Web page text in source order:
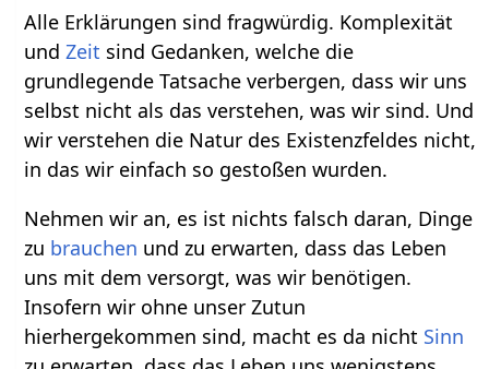
Alle Erklärungen sind fragwürdig. Komplexität
undZeit sind Gedanken, welche die
grundlegende Tatsache verbergen, dass wir uns
selbst nicht als das verstehen, was wir sind. Und
wir verstehen die Natur des Existenzfeldes nicht,
in das wir einfach so gestoßen wurden.
Nehmen wir an, es ist nichts falsch daran, Dinge
zu brauchen und zu erwarten, dass das Leben
uns mit dem versorgt, was wir benötigen.
Insofern wir ohne unser Zutun
hierhergekommen sind, macht es da nicht Sinn